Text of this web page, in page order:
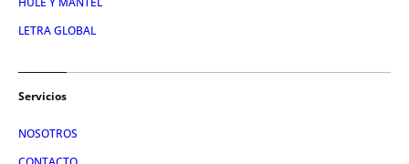
LETRA GLOBAL
Servicios
NOSOTROS